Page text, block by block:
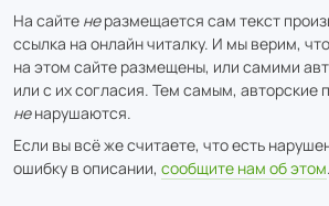
На сайте неразмещается сам текст
ссылка на онлайн читалку. И мы верим,
на этом сайте размещены, или самими
или с их согласия. Тем самым, авторские
ненарушаются.
Если вы всё же считаете, что есть
ошибку в описании, сообщите нам об этом.